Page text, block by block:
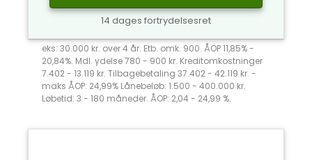
14 dages fortrydelsesret
eks: 30.000 kr. over 4 år. Etb. omk. 900. ÅOP 11,85% -
20,84%. Mdl. ydelse 780 - 900 kr. Kreditomkostninger
7.402 - 13.119 kr. Tilbagebetaling 37.402 - 42.119 kr. -
maks ÅOP: 24,99% Lånebeløb: 1.500 - 400.000 kr.
Løbetid: 3 - 180 måneder. ÅOP: 2,04 - 24,99 %.